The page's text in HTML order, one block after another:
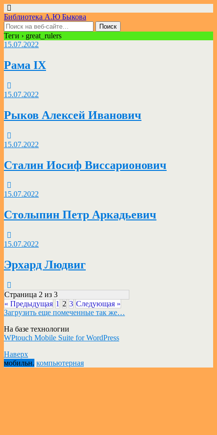
Библиотека А.Ю Быкова
Теги › great_rulers
15.07.2022
Рама IX
15.07.2022
Рыков Алексей Иванович
15.07.2022
Сталин Иосиф Виссарионович
15.07.2022
Столыпин Петр Аркадьевич
15.07.2022
Эрхард Людвиг
Страница 2 из 3
« Предыдущая 1 2 3 Следующая »
Загрузить еще помеченные так же…
На базе технологии
WPtouch Mobile Suite for WordPress
Наверх
мобильн. компьютерная